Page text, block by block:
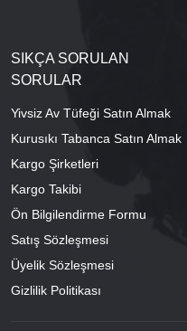
SIKÇA SORULAN
SORULAR
Yivsiz Av Tüfeği Satın Almak
Kurusıkı Tabanca Satın Almak
Kargo Şirketleri
Kargo Takibi
Ön Bilgilendirme Formu
Satış Sözleşmesi
Üyelik Sözleşmesi
Gizlilik Politikası